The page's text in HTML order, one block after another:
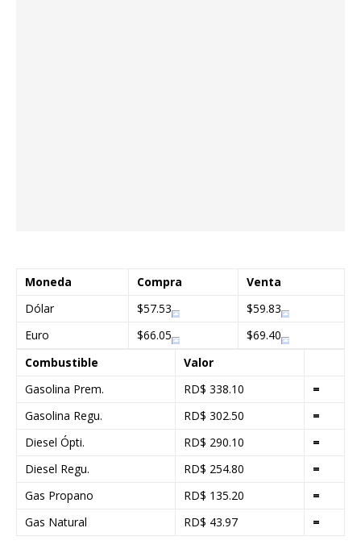
Moneda Compra
Venta
Dólar
$57.53
$59.83
Euro
$66.05
$69.40
Combustible
Valor
Gasolina Prem.
RD$ 338.10
=
Gasolina Regu.
RD$ 302.50
=
Diesel Ópti.
RD$ 290.10
=
Diesel Regu.
RD$ 254.80
=
Gas Propano
RD$ 135.20
=
Gas Natural
RD$ 43.97 =